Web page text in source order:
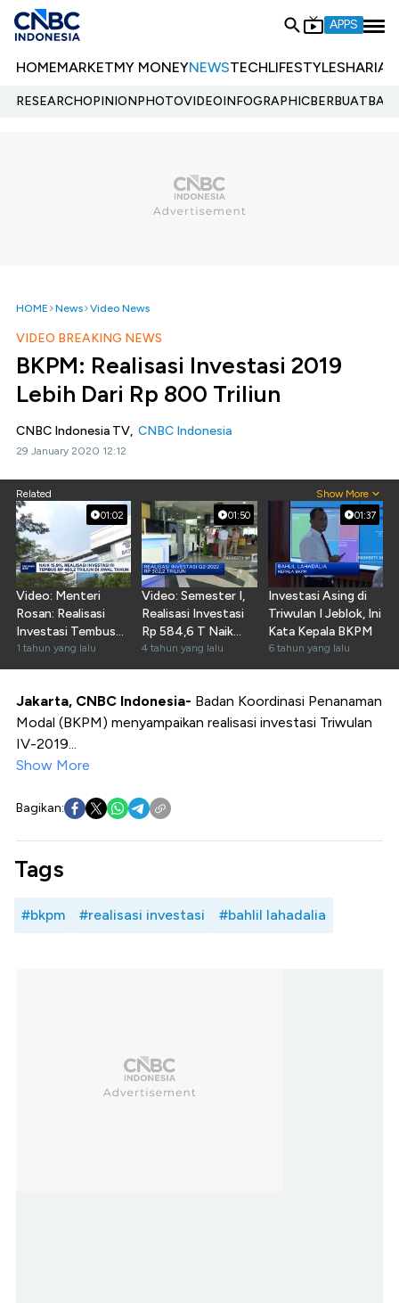
APPS
HOMEMARKETMY MONEYNEWSTECHLIFESTYLESHARIA
RESEARCHOPINIONPHOTOVIDEOINFOGRAPHIC
HOME News Video News
VIDEO BREAKING NEWS
BKPM: Realisasi Investasi 2019
Lebih Dari Rp 800 Triliun
CNBC Indonesia TV, CNBC Indonesia
29 January 2020 12:12
Related Show More
01:02
Video: Menteri
Rosan: Realisasi
Investasi Tembus
Rp465,2 T di Q1-
2025
1 tahun yang lalu
01:50
Video: Semester I,
Realisasi Investasi
Rp 584,6 T Naik
32%
4 tahun yang lalu
01:37
Investasi Asing di
Triwulan I Jeblok, Ini
Kata Kepala BKPM
6 tahun yang lalu
Jakarta, CNBC Indonesia- Badan Koordinasi Penanaman
Modal (BKPM) menyampaikan realisasi investasi Triwulan
IV-2019...
Show More
Bagikan:
Tags
#bkpm #realisasi investasi #bahlil lahadalia